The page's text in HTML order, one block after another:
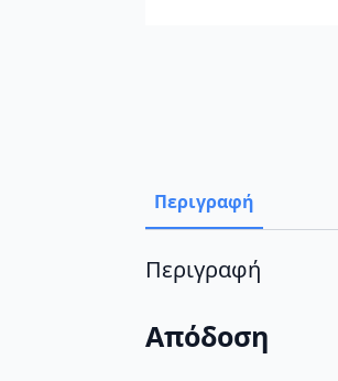
Περιγραφή
Περιγραφή
Απόδοση